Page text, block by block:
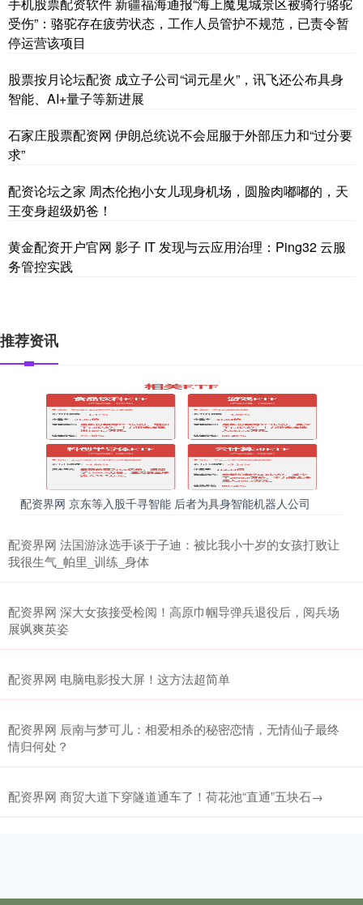
受伤”：骆驼存在疲劳状态，工作人员管护不规范，已责令暂
停运营该项目
股票按月论坛配资 成立子公司“词元星火”，讯飞还公布具身
智能、AI+量子等新进展
石家庄股票配资网 伊朗总统说不会屈服于外部压力和“过分要
求”
配资论坛之家 周杰伦抱小女儿现身机场，圆脸肉嘟嘟的，天
王变身超级奶爸！
黄金配资开户官网 影子 IT 发现与云应用治理：Ping32 云服
务管控实践
推荐资讯
配资界网 京东等入股千寻智能 后者为具身智能机器人公司
配资界网 法国游泳选手谈于子迪：被比我小十岁的女孩打败让
我很生气_帕里_训练_身体
配资界网 深大女孩接受检阅！高原巾帼导弹兵退役后，阅兵场
展飒爽英姿
配资界网 电脑电影投大屏！这方法超简单
配资界网 辰南与梦可儿：相爱相杀的秘密恋情，无情仙子最终
情归何处？
配资界网 商贸大道下穿隧道通车了！荷花池“直通”五块石→